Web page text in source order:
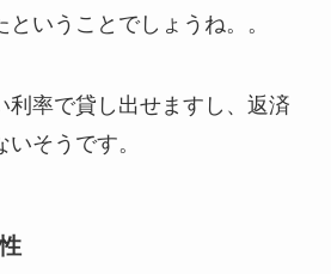
いうことでしょうね。。
利率で貸し出せますし、返済
そうです。